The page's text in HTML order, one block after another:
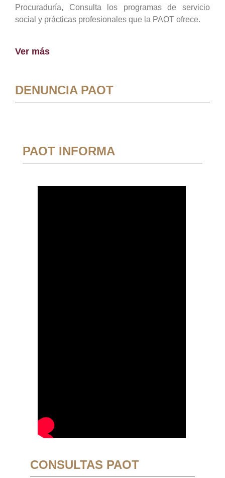
Procuraduría, Consulta los programas de servicio
social y prácticas profesionales que la PAOT ofrece.
Ver más
DENUNCIA PAOT
PAOT INFORMA
CONSULTAS PAOT